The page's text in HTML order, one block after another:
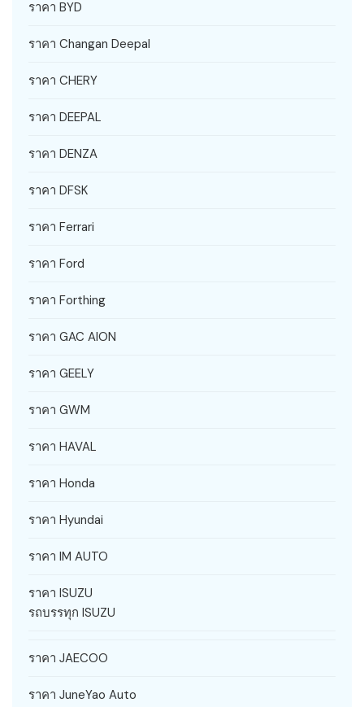
ราคา BYD
ราคา Changan Deepal
ราคา CHERY
ราคา DEEPAL
ราคา DENZA
ราคา DFSK
ราคา Ferrari
ราคา Ford
ราคา Forthing
ราคา GAC AION
ราคา GEELY
ราคา GWM
ราคา HAVAL
ราคา Honda
ราคา Hyundai
ราคา IM AUTO
ราคา ISUZU
รถบรรทุก ISUZU
ราคา JAECOO
ราคา JuneYao Auto